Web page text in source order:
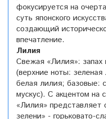
фокусируется на
суть японского
создающий
впечатление.
Лилия
Свежая «Лилия»: запах
(верхние ноты:
белая лилия; базовые:
мускус). С акцентом на
«Лилия» представляет
зелени» - горьковато-